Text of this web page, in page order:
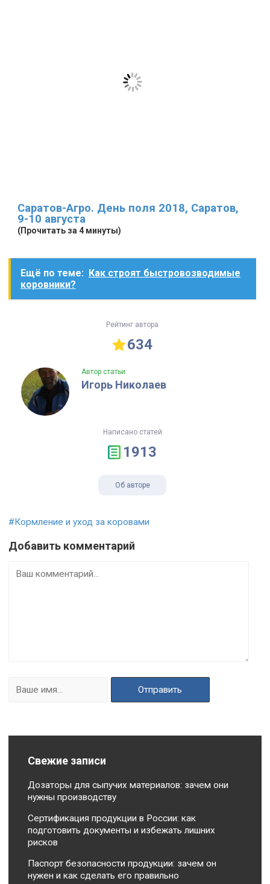
Саратов-Агро. День поля 2018, Саратов,
9-10 августа
(Прочитать за 4 минуты)
Ещё по теме: Как строят быстровозводимые
коровники?
Рейтинг автора
634
Автор статьи
Игорь Николаев
Написано статей
1913
Об авторе
#Кормление и уход за коровами
Добавить комментарий
Свежие записи
Дозаторы для сыпучих материалов: зачем они
нужны производству
Сертификация продукции в России: как
подготовить документы и избежать лишних
рисков
Паспорт безопасности продукции: зачем он
нужен и как сделать его правильно